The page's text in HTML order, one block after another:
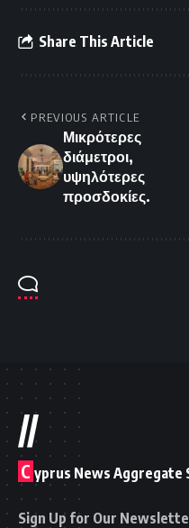
Share This Article
PREVIOUS ARTICLE
Μικρότερες
διάμετροι,
υψηλότερες
προσδοκίες.
//
C yprus News Aggregate
Sign Up for Our